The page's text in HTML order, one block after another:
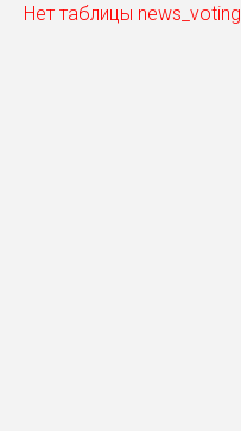
Нет таблицы news_voting